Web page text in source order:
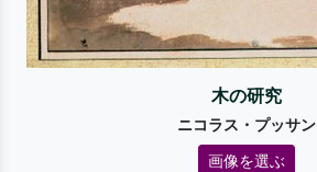
木の研究
ニコラス・プッサン
画像を選ぶ